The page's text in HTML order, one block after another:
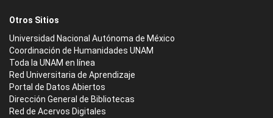
Otros Sitios
Universidad Nacional Autónoma de México
Coordinación de Humanidades UNAM
Toda la UNAM en línea
Red Universitaria de Aprendizaje
Portal de Datos Abiertos
Dirección General de Bibliotecas
Red de Acervos Digitales